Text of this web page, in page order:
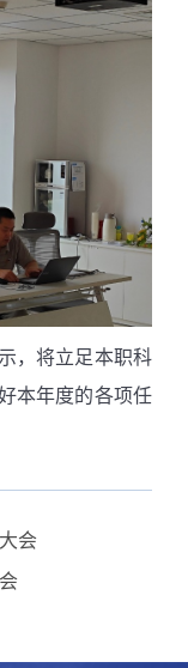
，将立足本职科
本年度的各项任
会